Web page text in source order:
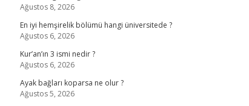
Ağustos 8, 2026
En iyi hemşirelik bölümü hangi üniversitede ?
Ağustos 6, 2026
Kur’an’ın 3 ismi nedir ?
Ağustos 6, 2026
Ayak bağları koparsa ne olur ?
Ağustos 5, 2026